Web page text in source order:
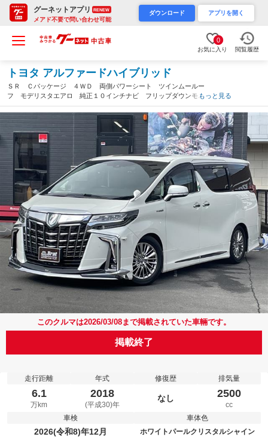
グーネットアプリ RENEW
メアド不要で問い合わせ可能
ダウンロード アプリを開く
0
お気に入り 閲覧履歴
トヨタ アルファードハイブリッド
ＳＲ Ｃパッケージ ４ＷＤ 両側パワーシート ツインムールー
フ モデリスタエアロ 純正１０インチナビ フリップダウンモニ
ター エグゼクティブパワーシート レザーシート オットマン
革巻きステアリング シートヒーター（福島県）
もっと見る
このクルマは2026/03/08まで掲載されていた車輛です。
掲載終了
走行距離
6.1
万km
年式
2018
(平成30)年
修復歴
なし
排気量
2500
cc
車検
2026(令和8)年12月
車体色
ホワイトパールクリスタルシャイン